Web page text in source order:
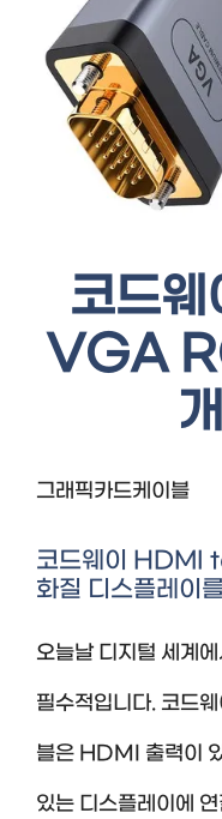
코드
VGA
그래픽카드케이블
코드웨이 HDMI
화질 디스플레이
오늘날 디지털 세계
필수적입니다. 코
블은 HDMI 출력이
있는 디스플레이에